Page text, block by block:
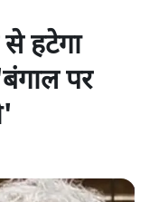
हटेगा
पर